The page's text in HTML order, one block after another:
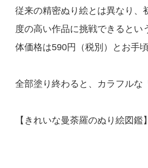
従来の精密ぬり絵とは異なり、
度の高い作品に挑戦できると
体価格は590円（税別）とお手
全部塗り終わると、カラフルな
【きれいな曼荼羅のぬり絵図鑑】